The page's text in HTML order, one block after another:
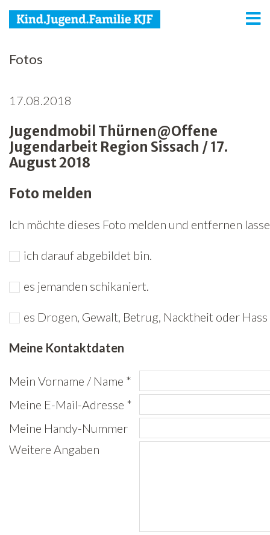
KJF
Jugend
Familie
Media
Agenda
Freiwilligenarbeit
News
Newsletter
Fotos
17.08.2018
Jugendmobil Thürnen@Offene
Jugendarbeit Region Sissach / 17.
August 2018
Foto melden
Ich möchte dieses Foto melden und entfernen
ich darauf abgebildet bin.
es jemanden schikaniert.
es Drogen, Gewalt, Betrug, Nacktheit oder
Meine Kontaktdaten
Mein Vorname / Name *
Meine E-Mail-Adresse *
Meine Handy-Nummer
Weitere Angaben